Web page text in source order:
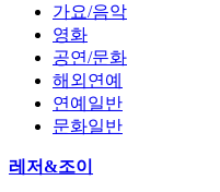
가요/음악
영화
공연/문화
해외연예
연예일반
문화일반
레저&조이